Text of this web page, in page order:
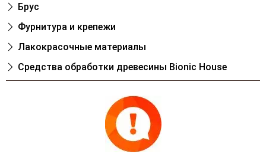
Брус
Фурнитура и крепежи
Лакокрасочные материалы
Cредства обработки древесины Bionic House